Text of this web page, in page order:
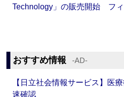
Technology」の販売開始 フ
おすすめ情報 ‐AD‐
【日立社会情報サービス】医
速確認